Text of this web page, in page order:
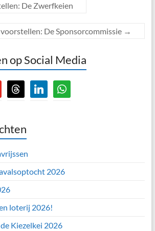
De Zwerfkeien
voorstellen: De Sponsorcommissie →
op Social Media
threads linkedinwhatsapp
2026
loterij 2026!
Kiezelkei 2026